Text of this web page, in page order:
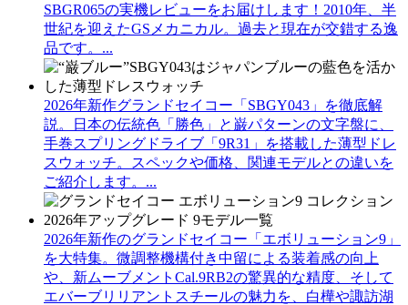
SBGR065の実機レビューをお届けします！2010年、半
世紀を迎えたGSメカニカル。過去と現在が交錯する逸
品です。...
2026年新作グランドセイコー「SBGY043」を徹底解
説。日本の伝統色「勝色」と巌パターンの文字盤に、
手巻スプリングドライブ「9R31」を搭載した薄型ドレ
スウォッチ。スペックや価格、関連モデルとの違いを
ご紹介します。...
2026年新作のグランドセイコー「エボリューション9」
を大特集。微調整機構付き中留による装着感の向上
や、新ムーブメントCal.9RB2の驚異的な精度、そして
エバーブリリアントスチールの魅力を、白樺や諏訪湖